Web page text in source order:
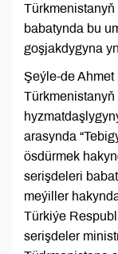
babatynda bu
goşjakdygyna
Şeýle-de
arasynda
ösdürmek
serişdeleri
meýiller
Türkiýe
serişdeler